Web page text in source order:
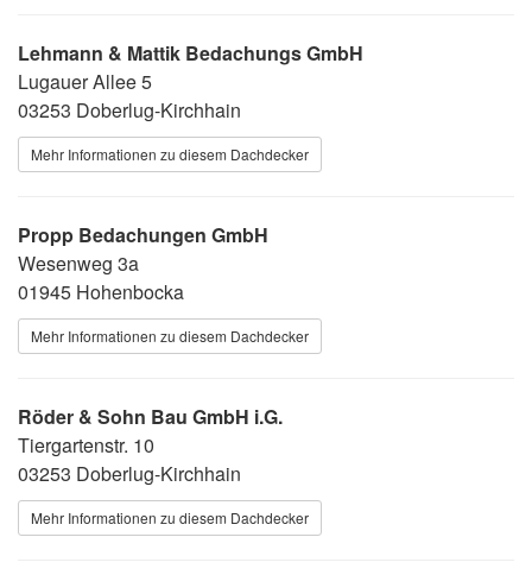
Lehmann & Mattik Bedachungs GmbH
Lugauer Allee 5
03253 Doberlug-Kirchhain
Mehr Informationen zu diesem Dachdecker
Propp Bedachungen GmbH
Wesenweg 3a
01945 Hohenbocka
Mehr Informationen zu diesem Dachdecker
Röder & Sohn Bau GmbH i.G.
Tiergartenstr. 10
03253 Doberlug-Kirchhain
Mehr Informationen zu diesem Dachdecker